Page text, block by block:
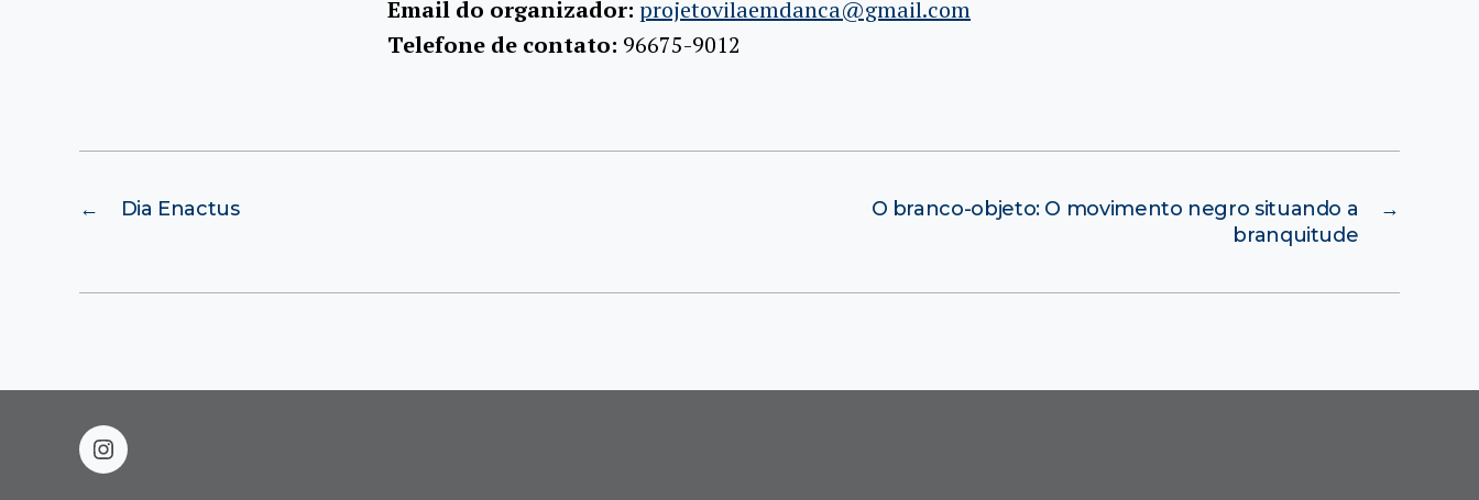
Email do organizador: projetovilaemdanca@gmail.com
Telefone de contato: 96675-9012
← Dia Enactus →
O branco-objeto: O movimento negro situando a
branquitude
instagram